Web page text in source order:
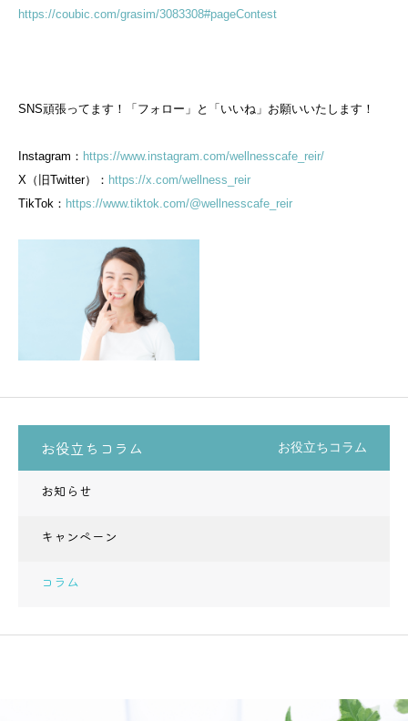
https://coubic.com/grasim/3083308#pageContest
SNS頑張ってます！「フォロー」と「いいね」お願いいたします！
Instagram： https://www.instagram.com/wellnesscafe_reir/
X（旧Twitter）： https://x.com/wellness_reir
TikTok： https://www.tiktok.com/@wellnesscafe_reir
お役立ちコラム お役立ちコラム
お知らせ
キャンペーン
コラム